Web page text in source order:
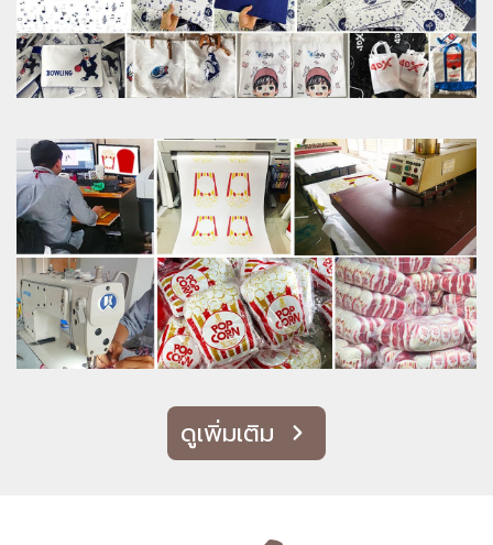
ดูเพิ่มเติม